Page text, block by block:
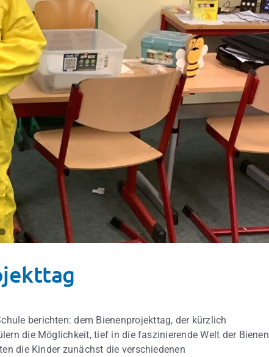
berichten: dem Bienenprojekttag, der kürzlich
die Möglichkeit, tief in die faszinierende Welt der Bienen
die Kinder zunächst die verschiedenen